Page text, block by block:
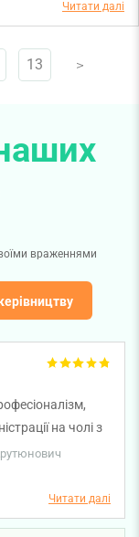
споживача).
якості
щоб
Читати далі
13 V
враженнями
на чолі з
Читати далі